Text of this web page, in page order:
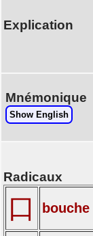
Explication
Mnémonique
Show English
Radicaux
口 bouche